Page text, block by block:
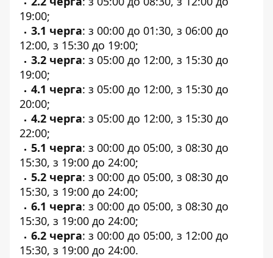
19:00;
3.1 черга: з 00:00 до 01:30, з 06:00 до
12:00, з 15:30 до 19:00;
3.2 черга: з 05:00 до 12:00, з 15:30 до
19:00;
4.1 черга: з 05:00 до 12:00, з 15:30 до
20:00;
4.2 черга: з 05:00 до 12:00, з 15:30 до
22:00;
5.1 черга: з 00:00 до 05:00, з 08:30 до
15:30, з 19:00 до 24:00;
5.2 черга: з 00:00 до 05:00, з 08:30 до
15:30, з 19:00 до 24:00;
6.1 черга: з 00:00 до 05:00, з 08:30 до
15:30, з 19:00 до 24:00;
6.2 черга: з 00:00 до 05:00, з 12:00 до
15:30, з 19:00 до 24:00.